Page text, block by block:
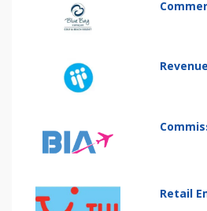
Retail